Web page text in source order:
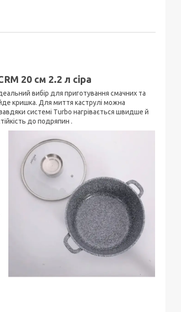
20 см 2.2 л сіра
вибір для приготування смачних та
кришка. Для миття каструлі можна
системі Turbo нагрівається швидше й
до подряпин .